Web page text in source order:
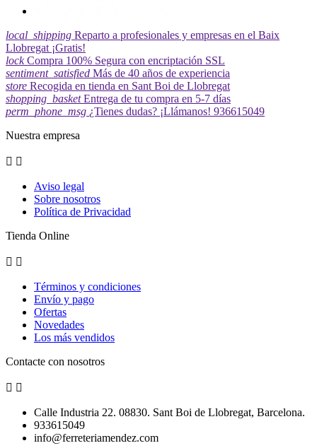
local_shipping Reparto a profesionales y empresas en el Baix
Llobregat ¡Gratis!
lock Compra 100% Segura con encriptación SSL
sentiment_satisfied Más de 40 años de experiencia
store Recogida en tienda en Sant Boi de Llobregat
shopping_basket Entrega de tu compra en 5-7 días
perm_phone_msg ¿Tienes dudas? ¡Llámanos! 936615049
Nuestra empresa
 
Aviso legal
Sobre nosotros
Política de Privacidad
Tienda Online
 
Términos y condiciones
Envío y pago
Ofertas
Novedades
Los más vendidos
Contacte con nosotros
 
Calle Industria 22. 08830. Sant Boi de Llobregat, Barcelona.
933615049
info@ferreteriamendez.com